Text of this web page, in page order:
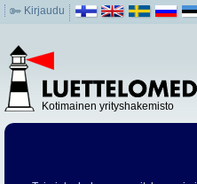
Kirjaudu
Kotimainen yrityshakemisto